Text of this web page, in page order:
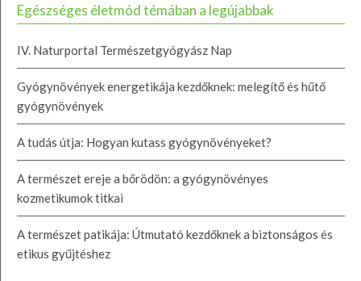
Egészséges életmód témában a legújabbak
IV. Naturportal Természetgyógyász Nap
Gyógynövények energetikája kezdőknek: melegítő és hűtő
gyógynövények
A tudás útja: Hogyan kutass gyógynövényeket?
A természet ereje a bőrödön: a gyógynövényes
kozmetikumok titkai
A természet patikája: Útmutató kezdőknek a biztonságos és
etikus gyűjtéshez